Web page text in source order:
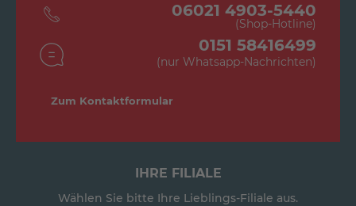
06021 4903-5440
(Shop-Hotline)
0151 58416499
(nur Whatsapp-Nachrichten)
Zum Kontaktformular
IHRE FILIALE
Wählen Sie bitte Ihre Lieblings-Filiale aus.